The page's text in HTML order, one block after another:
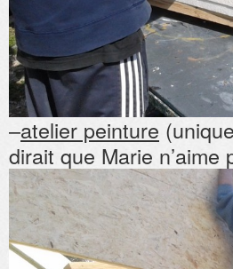
–atelier peinture
dirait que Marie